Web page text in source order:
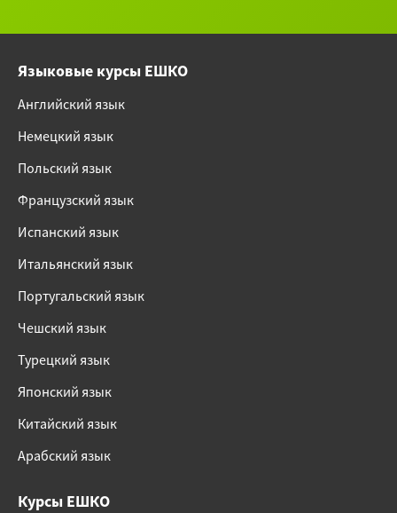
Языковые курсы ЕШКО
Английский язык
Немецкий язык
Польский язык
Французский язык
Испанский язык
Итальянский язык
Португальский язык
Чешский язык
Турецкий язык
Японский язык
Китайский язык
Арабский язык
Курсы ЕШКО